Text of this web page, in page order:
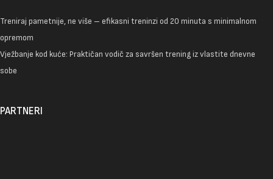
Treniraj pametnije, ne više – efikasni treninzi od 20 minuta s minimalnom
opremom
Vježbanje kod kuće: Praktičan vodič za savršen trening iz vlastite dnevne
sobe
PARTNERI